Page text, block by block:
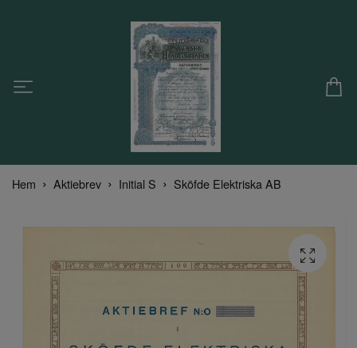
Hem Aktiebrev Initial S Sköfde Elektriska AB